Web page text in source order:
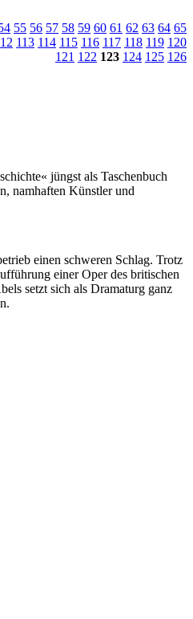
55 56 57 58 59 60 61 62 63 64 65
113 114 115 116 117 118 119 120
121 122 123 124 125 126
jüngst als Taschenbuch
namhaften Künstler und
einen schweren Schlag. Trotz
einer Oper des britischen
setzt sich als Dramaturg ganz